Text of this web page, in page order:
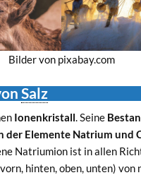
Bilder von pixabay.com
Salz
Ionenkristall. Seine
der Elemente Natrium und
Natriumion ist in allen
hinten, oben, unten) von